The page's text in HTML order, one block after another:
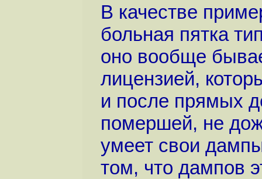
В качестве
больная пятка
оно вообще
лицензией,
и после прямых
помершей, не
умеет свои
том, что дампов